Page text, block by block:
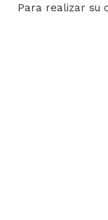
Para realizar su